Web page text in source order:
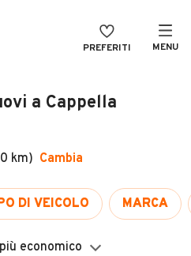
PREFERITI MENU
a Cappella
km) Cambia
DI VEICOLO MARCA
economico